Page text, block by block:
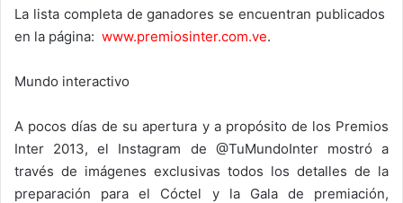
La lista completa de ganadores se encuentran publicados
en la página: www.premiosinter.com.ve.
Mundo interactivo
A pocos días de su apertura y a propósito de los Premios
Inter 2013, el Instagram de @TuMundoInter mostró a
través de imágenes exclusivas todos los detalles de la
preparación para el Cóctel y la Gala de premiación,